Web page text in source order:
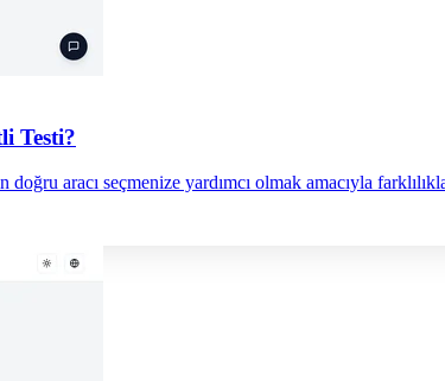
Testi?
aracı seçmenize yardımcı olmak amacıyla